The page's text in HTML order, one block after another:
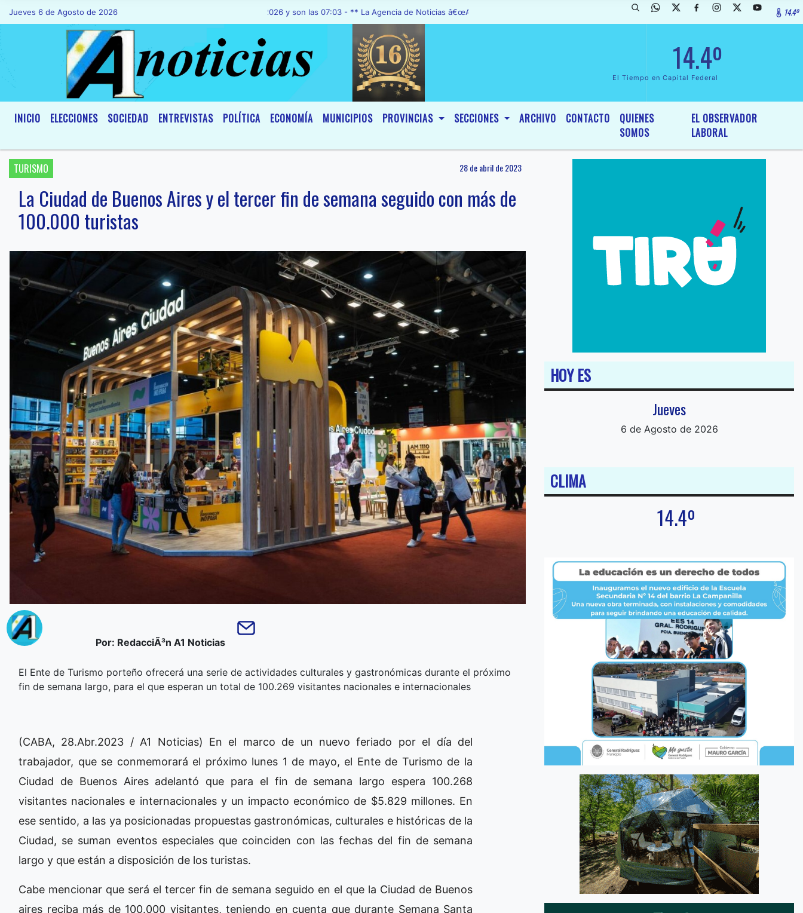
Jueves 6 de Agosto de 2026Hoy es Jueves 6 de Agosto de 2026 y son las 07:03 - ** La Agencia de Noticias â€œA1 Noticiasâ€, fue declarada de InterÃ©s General y Legislativo, por Ordenanza NÂº 6236/19 del14.4º
14.4º
El Tiempo en Capital Federal
INICIO ELECCIONES SOCIEDAD ENTREVISTAS POLÍTICA ECONOMÍA MUNICIPIOS PROVINCIAS SECCIONES ARCHIVO CONTACTO
QUIENES
SOMOS
EL OBSERVADOR
LABORAL
TURISMO 28 de abril de 2023
La Ciudad de Buenos Aires y el tercer fin de semana seguido con más de
100.000 turistas
Por: RedacciÃ³n A1 Noticias
El Ente de Turismo porteño ofrecerá una serie de actividades culturales y gastronómicas durante el próximo
fin de semana largo, para el que esperan un total de 100.269 visitantes nacionales e internacionales
(CABA, 28.Abr.2023 / A1 Noticias) En el marco de un nuevo feriado por el día del
trabajador, que se conmemorará el próximo lunes 1 de mayo, el Ente de Turismo de la
Ciudad de Buenos Aires adelantó que para el fin de semana largo espera 100.268
visitantes nacionales e internacionales y un impacto económico de $5.829 millones. En
ese sentido, a las ya posicionadas propuestas gastronómicas, culturales e históricas de la
Ciudad, se suman eventos especiales que coinciden con las fechas del fin de semana
largo y que están a disposición de los turistas.
Cabe mencionar que será el tercer fin de semana seguido en el que la Ciudad de Buenos
aires reciba más de 100.000 visitantes, teniendo en cuenta que durante Semana Santa
HOY ES
Jueves
6 de Agosto de 2026
CLIMA
14.4º